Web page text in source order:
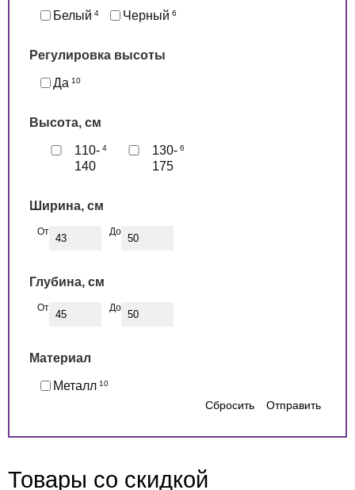
Белый 4 Черный 6
Регулировка высоты
Да 10
Высота, см
110-
140
4
130-
175
6
Ширина, см
От До
Глубина, см
От До
Материал
Металл 10
Сбросить Отправить
Товары со скидкой